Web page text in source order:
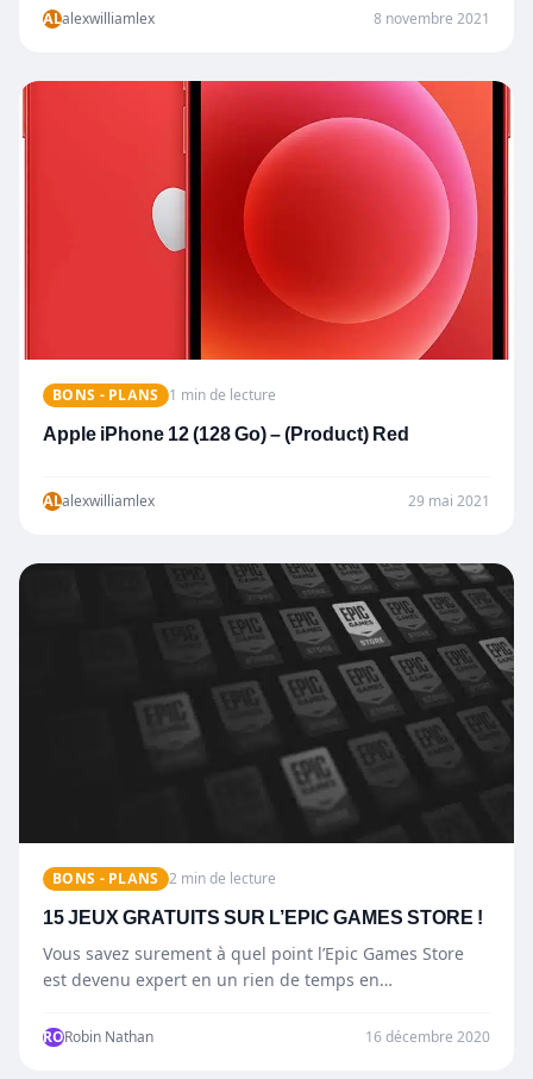
ALalexwilliamlex 8 novembre 2021
BONS - PLANS 1 min de lecture
Apple iPhone 12 (128 Go) – (Product) Red
ALalexwilliamlex 29 mai 2021
BONS - PLANS 2 min de lecture
15 JEUX GRATUITS SUR L’EPIC GAMES STORE !
Vous savez surement à quel point l’Epic Games Store
est devenu expert en un rien de temps en…
RORobin Nathan 16 décembre 2020